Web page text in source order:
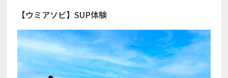
【ウミアソビ】SUP体験